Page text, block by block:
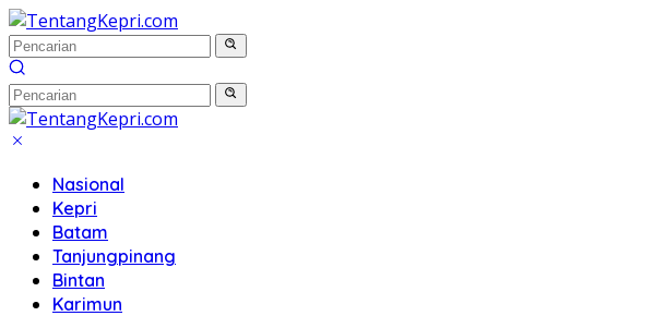
Langsung
ke
konten
Nasional
Kepri
Batam
Tanjungpinang
Bintan
Karimun